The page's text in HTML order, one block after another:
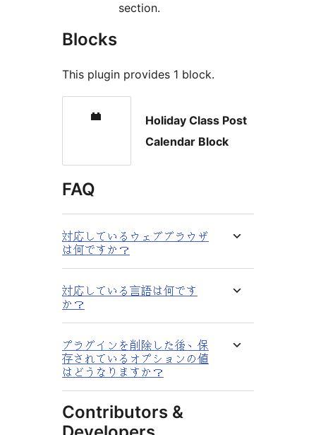
section.
Blocks
This plugin provides 1 block.
Holiday Class Post
Calendar Block
FAQ
対応しているウェブブラウザ
は何ですか？
対応している言語は何です
か？
プラグインを削除した後、保
存されているオプションの値
はどうなりますか？
Contributors &